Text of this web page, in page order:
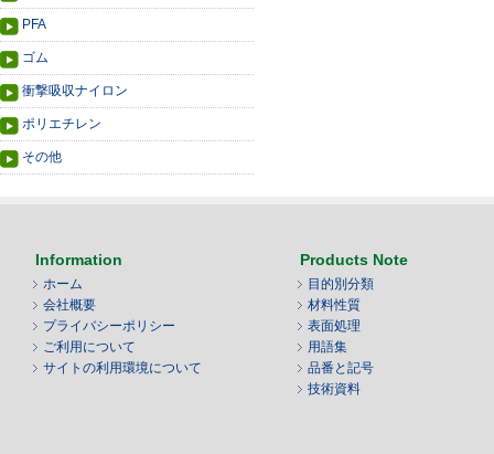
PFA
ゴム
衝撃吸収ナイロン
ポリエチレン
その他
Information
ホーム
会社概要
プライバシーポリシー
ご利用について
サイトの利用環境について
Products Note
目的別分類
材料性質
表面処理
用語集
品番と記号
技術資料